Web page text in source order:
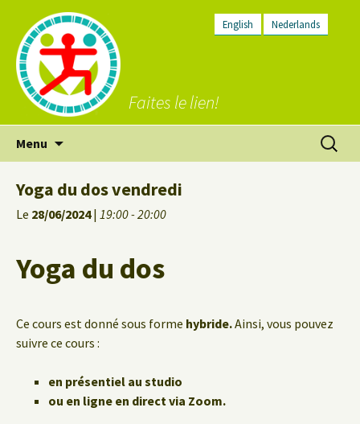
English Nederlands
Faites le lien!
Menu
Yoga du dos vendredi
Le 28/06/2024| 19:00 - 20:00
Yoga du dos
Ce cours est donné sous forme hybride.Ainsi, vous pouvez
suivre ce cours :
en présentiel au studio
ou en ligne en direct via Zoom.